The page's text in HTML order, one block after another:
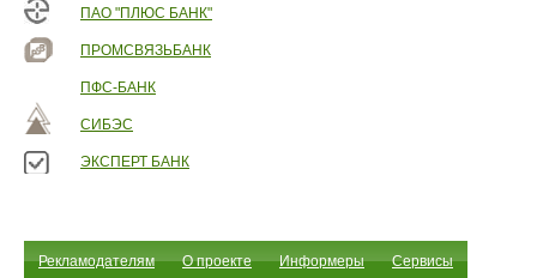
ПАО "ПЛЮС БАНК"
ПРОМСВЯЗЬБАНК
ПФС-БАНК
СИБЭС
ЭКСПЕРТ БАНК
Рекламодателям О проекте Информеры Сервисы